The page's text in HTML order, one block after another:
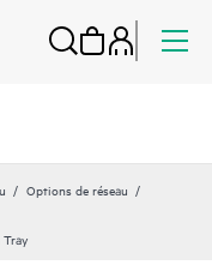
Options de réseau